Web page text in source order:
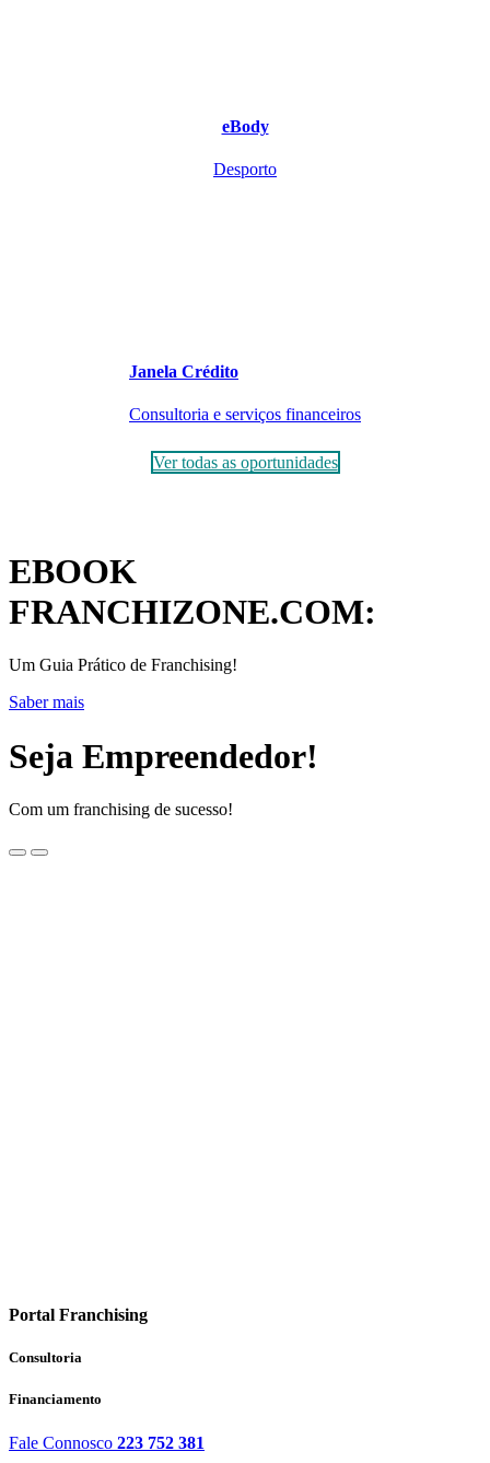
eBody
Desporto
Janela Crédito
Consultoria e serviços financeiros
Ver todas as oportunidades
EBOOK
FRANCHIZONE.COM:
Um Guia Prático de Franchising!
Saber mais
Seja Empreendedor!
Com um franchising de sucesso!
Portal Franchising
Consultoria
Financiamento
Fale Connosco 223 752 381